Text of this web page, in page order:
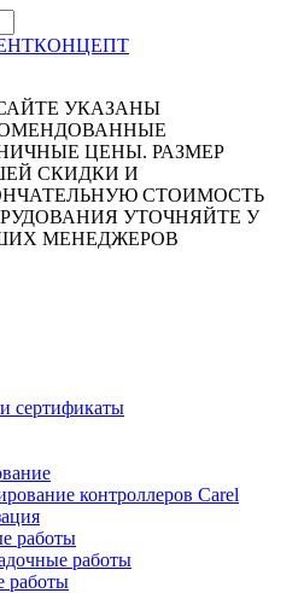
УКАЗАНЫ
ЦЕНЫ. РАЗМЕР
СКИДКИ И
СТОИМОСТЬ
УТОЧНЯЙТЕ У
МЕНЕДЖЕРОВ
сертификаты
контроллеров Carel
работы
работы
работы